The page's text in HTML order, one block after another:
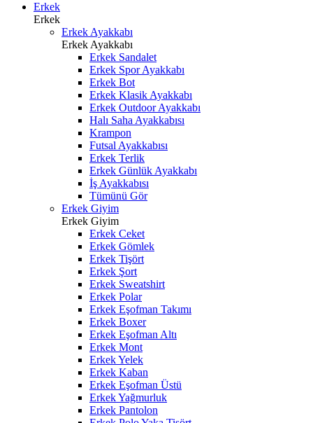
Erkek
Erkek
Erkek Ayakkabı
Erkek Ayakkabı
Erkek Sandalet
Erkek Spor Ayakkabı
Erkek Bot
Erkek Klasik Ayakkabı
Erkek Outdoor Ayakkabı
Halı Saha Ayakkabısı
Krampon
Futsal Ayakkabısı
Erkek Terlik
Erkek Günlük Ayakkabı
İş Ayakkabısı
Tümünü Gör
Erkek Giyim
Erkek Giyim
Erkek Ceket
Erkek Gömlek
Erkek Tişört
Erkek Şort
Erkek Sweatshirt
Erkek Polar
Erkek Eşofman Takımı
Erkek Boxer
Erkek Eşofman Altı
Erkek Mont
Erkek Yelek
Erkek Kaban
Erkek Eşofman Üstü
Erkek Yağmurluk
Erkek Pantolon